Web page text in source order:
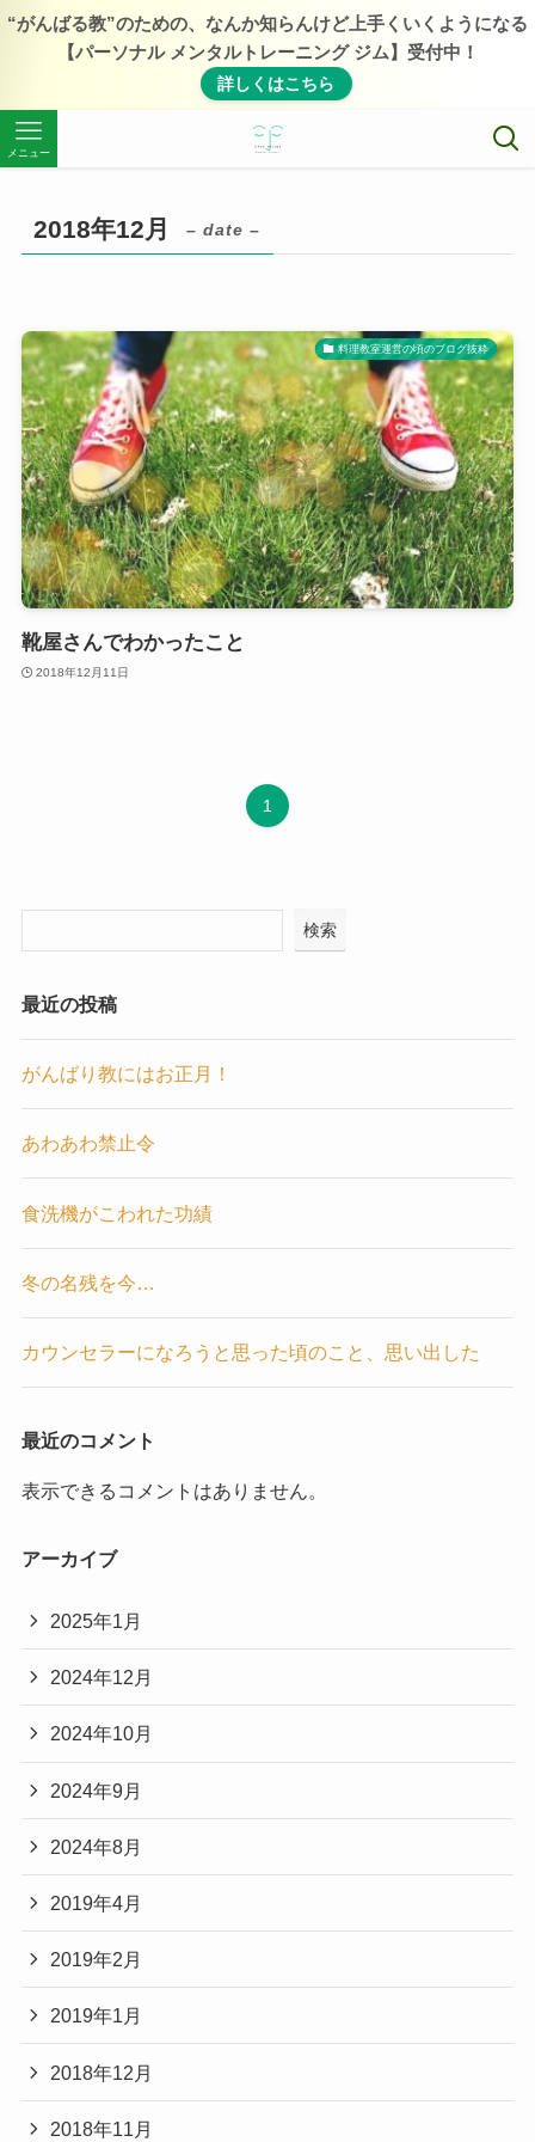
“がんばる教”のための、なんか知らんけど上手くいくようになる
【パーソナル メンタルトレーニング ジム】受付中！
詳しくはこちら
メニュー
2018年12月 – date –
料理教室運営の頃のブログ抜粋
靴屋さんでわかったこと
2018年12月11日
1
検索
最近の投稿
がんばり教にはお正月！
あわあわ禁止令
食洗機がこわれた功績
冬の名残を今…
カウンセラーになろうと思った頃のこと、思い出した
最近のコメント
表示できるコメントはありません。
アーカイブ
2025年1月
2024年12月
2024年10月
2024年9月
2024年8月
2019年4月
2019年2月
2019年1月
2018年12月
2018年11月